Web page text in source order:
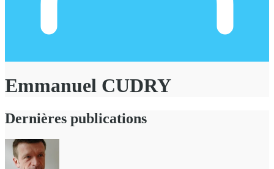
Emmanuel CUDRY
Dernières publications